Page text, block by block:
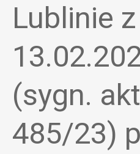
Lublinie
(sygn.
485/23)